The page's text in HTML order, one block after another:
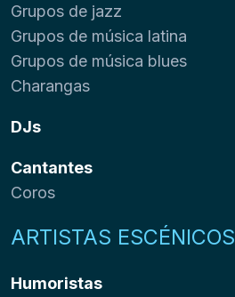
Grupos de jazz
Grupos de música latina
Grupos de música blues
Charangas
DJs
Cantantes
Coros
ARTISTAS ESCÉNICOS
Humoristas